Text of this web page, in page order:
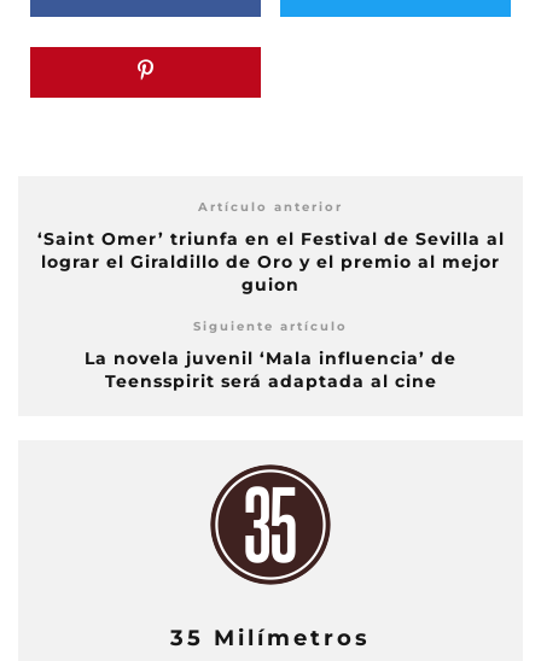
Artículo anterior
‘Saint Omer’ triunfa en el Festival de Sevilla al
lograr el Giraldillo de Oro y el premio al mejor
guion
Siguiente artículo
La novela juvenil ‘Mala influencia’ de
Teensspirit será adaptada al cine
35 Milímetros